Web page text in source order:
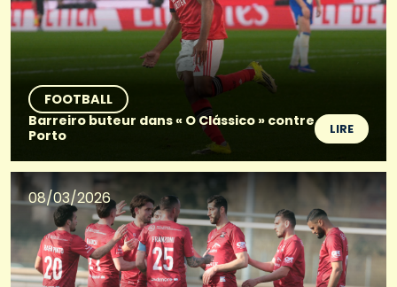
FOOTBALL
Barreiro buteur dans « O Clássico » contre
Porto
LIRE
08/03/2026